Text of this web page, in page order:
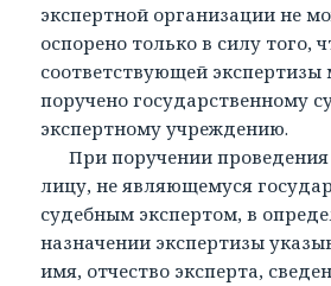
экспертной организации не
оспорено только в силу того,
соответствующей экспертизы
поручено государственному
экспертному учреждению.
При поручении проведения
лицу, не являющемуся
судебным экспертом, в
назначении экспертизы
имя, отчество эксперта,